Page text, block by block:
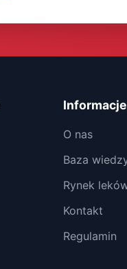
Informacje
O nas
Baza
Rynek
Kontakt
Regulamin